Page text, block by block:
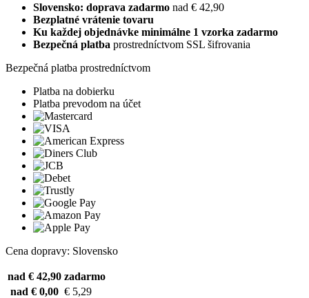
Slovensko: doprava zadarmo nad € 42,90
Bezplatné vrátenie tovaru
Ku každej objednávke minimálne 1 vzorka zadarmo
Bezpečná platba prostredníctvom SSL šifrovania
Bezpečná platba prostredníctvom
Platba na dobierku
Platba prevodom na účet
Cena dopravy: Slovensko
nad € 42,90 zadarmo
nad € 0,00 € 5,29